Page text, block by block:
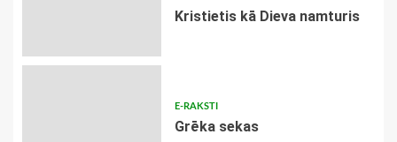
Kristietis kā Dieva namturis
E-RAKSTI
Grēka sekas